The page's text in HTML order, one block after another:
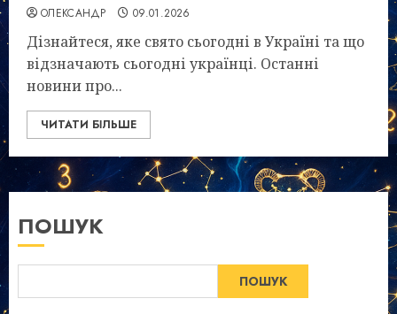
ОЛЕКСАНДР 09.01.2026
Дізнайтеся, яке свято сьогодні в Україні та що
відзначають сьогодні українці. Останні
новини про...
ЧИТАТИ БІЛЬШЕ
ПОШУК
ПОШУК